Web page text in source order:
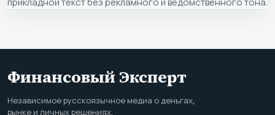
Финансовый Эксперт
Независимое русскоязычное медиа о деньгах,
рынке и личных решениях.